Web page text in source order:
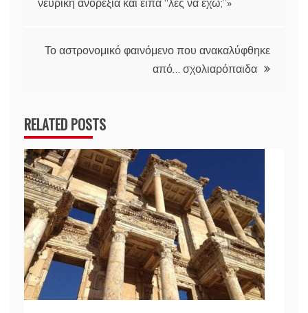
άρθρων
νευρική ανορεξία και είπα “λες να έχω;”»
Το αστρονομικό φαινόμενο που ανακαλύφθηκε
από… σχολιαρόπαιδα
RELATED POSTS